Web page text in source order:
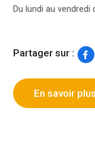
Du lundi au vendredi
Partager sur :
En savoir